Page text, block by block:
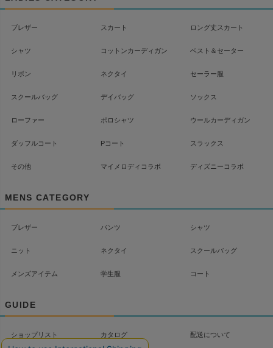
ブレザー スカート ロング丈スカート
シャツ コットンカーディガン ベスト＆セーター
リボン ネクタイ セーラー服
スクールバッグ デイバッグ ソックス
ローファー ポロシャツ ウールカーディガン
ダッフルコート Pコート スラックス
その他 マイメロディコラボ ディズニーコラボ
MENS CATEGORY
ブレザー パンツ シャツ
ニット ネクタイ スクールバッグ
メンズアイテム 学生服 コート
GUIDE
ショップリスト カタログ 配送について